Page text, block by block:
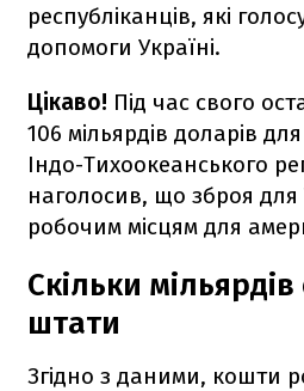
республіканців, які
допомоги Україні.
Цікаво! Під час свого
106 мільярдів доларів
Індо-Тихоокеанського
наголосив, що зброя для
робочим місцям для
Скільки
штати
Згідно з даними, кошти